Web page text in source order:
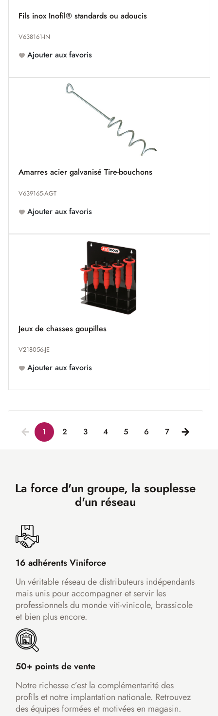
Fils inox Inofil® standards ou adoucis
V638161-IN
Ajouter aux favoris
Amarres acier galvanisé Tire-bouchons
V639165-AGT
Ajouter aux favoris
Jeux de chasses goupilles
V218056-JE
Ajouter aux favoris
1 2 3 4 5 6 7
La force d'un groupe, la souplesse
d'un réseau
16 adhérents Viniforce
Un véritable réseau de distributeurs indépendants
mais unis pour accompagner et servir les
professionnels du monde viti-vinicole, brassicole
et bien plus encore.
50+ points de vente
Notre richesse c’est la complémentarité des
profils et notre implantation nationale. Retrouvez
des équipes formées et motivées en magasin.